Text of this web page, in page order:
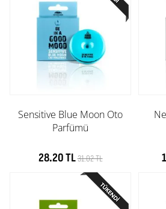
Sensitive Blue Moon Oto
Parfümü
28.20 TL31.02 TL